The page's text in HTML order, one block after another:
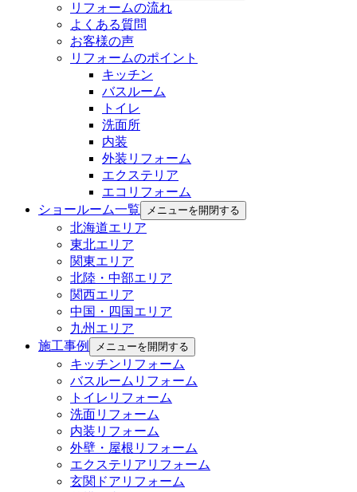
リフォームの流れ
よくある質問
お客様の声
リフォームのポイント
キッチン
バスルーム
トイレ
洗面所
内装
外装リフォーム
エクステリア
エコリフォーム
ショールーム一覧
メニューを開閉する
北海道エリア
東北エリア
関東エリア
北陸・中部エリア
関西エリア
中国・四国エリア
九州エリア
施工事例
メニューを開閉する
キッチンリフォーム
バスルームリフォーム
トイレリフォーム
洗面リフォーム
内装リフォーム
外壁・屋根リフォーム
エクステリアリフォーム
玄関ドアリフォーム